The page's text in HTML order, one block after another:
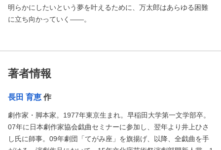
明らかにしたいという夢を叶えるために、万太郎はあらゆる困難
に立ち向かっていく――。
著者情報
長田 育恵 作
劇作家・脚本家。1977年東京生まれ。早稲田大学第一文学部卒。
07年に日本劇作家協会戯曲セミナーに参加し、翌年より井上ひさ
し氏に師事。09年劇団「てがみ座」を旗揚げ、以降、全戯曲を手